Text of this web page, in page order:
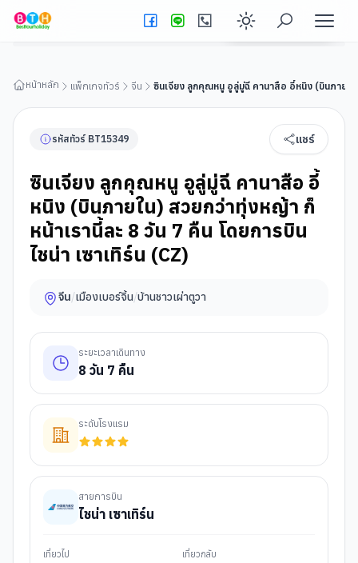
Enable dark
หญ้า ก็หน้าเรานี้ละ 8 วัน 7 คืน โดยการบิน ไชน่า เซาเทิร์น (CZ)
ดูรายละเอียดทัวร์
หน้าหลัก แพ็กเกจทัวร์ จีน ซินเจียง ลูกคุณหนู อูลู่มู่ฉี คานาสือ อี้หนิง (บินภายใน)
รหัสทัวร์ BT15349 แชร์
ซินเจียง ลูกคุณหนู อูลู่มู่ฉี คานาสือ อี้
หนิง (บินภายใน) สวยกว่าทุ่งหญ้า ก็
หน้าเรานี้ละ 8 วัน 7 คืน โดยการบิน
ไชน่า เซาเทิร์น (CZ)
จีน/เมืองเบอร์จิ้น/บ้านชาวเผ่าตูวา
ระยะเวลาเดินทาง
8 วัน 7 คืน
ระดับโรงแรม
สายการบิน
ไชน่า เซาเทิร์น
เที่ยวไป เที่ยวกลับ